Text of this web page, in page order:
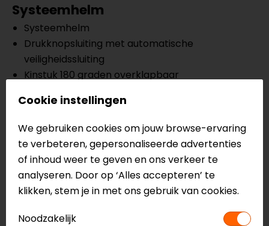
Systeemhelm
Systeemhelm
Drukknopsluiting met automatische
veiligheidssluiting
Kinstuk 180 graden overklapbaar
Meerdere luchtinlaten
Meerdere luchtuitlaten
Beroemde rode vergrendelclips
Uitneembare en wasbare binnenvoering
Sneldrogende antibacteriële binnenvoering
Geschikt voor brildragers
Voorbereid voor communicatiesysteem
Optimale ventilatie
Cookie instellingen
We gebruiken cookies om jouw browse-ervaring
te verbeteren, gepersonaliseerde advertenties
of inhoud weer te geven en ons verkeer te
analyseren. Door op ‘Alles accepteren’ te
klikken, stem je in met ons gebruik van cookies.
Noodzakelijk